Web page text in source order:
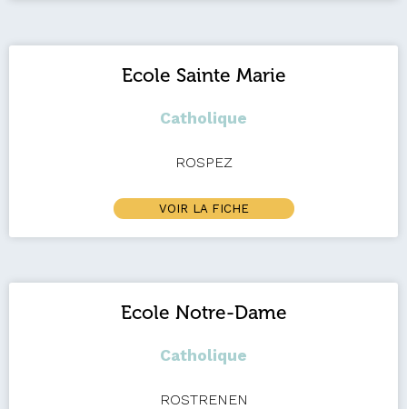
Ecole Sainte Marie
Catholique
ROSPEZ
VOIR LA FICHE
Ecole Notre-Dame
Catholique
ROSTRENEN